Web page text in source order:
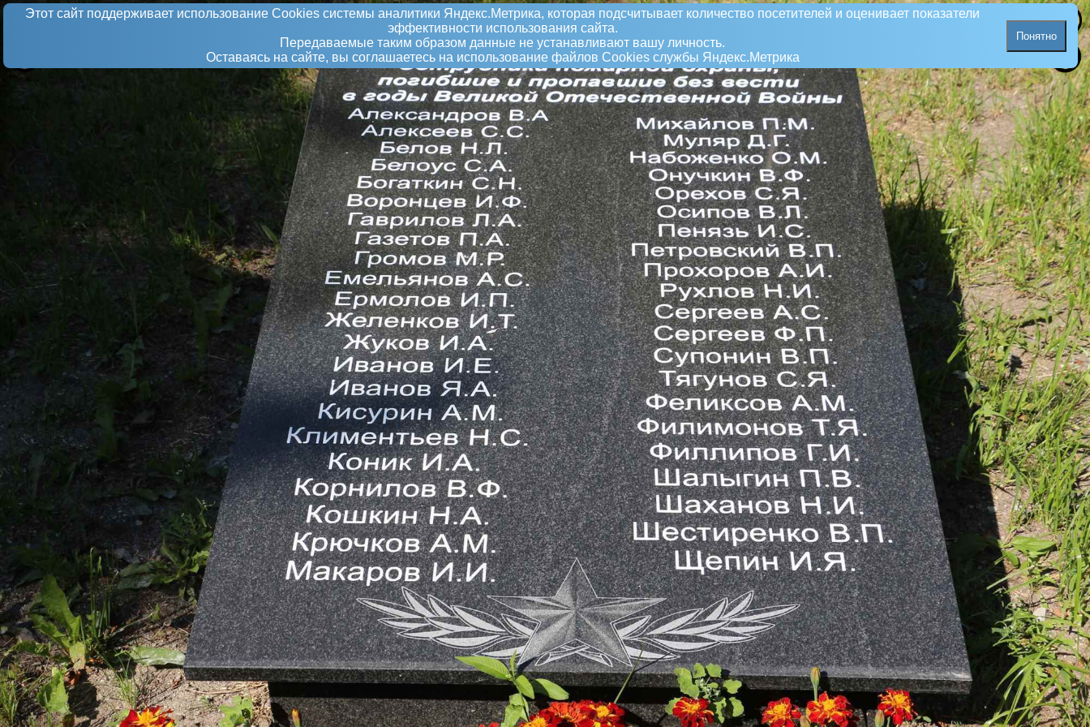
Этот сайт поддерживает использование Сookies системы аналитики Яндекс.Метрика, которая подсчитывает количество посетителей и оценивает показатели
эффективности использования сайта.
Передаваемые таким образом данные не устанавливают вашу личность.
Оставаясь на сайте, вы соглашаетесь на использование файлов Сookies службы Яндекс.Метрика
Понятно